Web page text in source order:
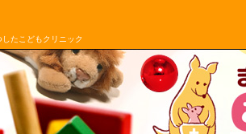
したこどもクリニック